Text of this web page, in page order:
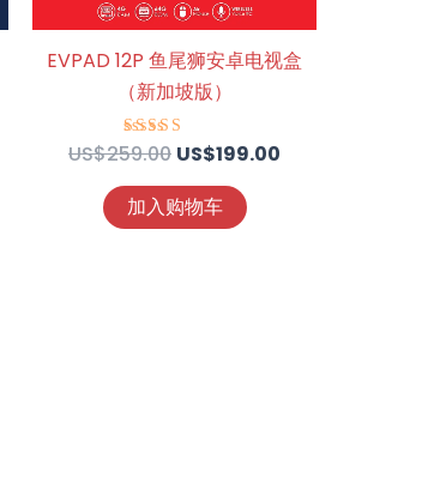
EVPAD 12P 鱼尾狮安卓电视盒
（新加坡版）
评分
4.74
US$259.00 US$199.00
加入购物车